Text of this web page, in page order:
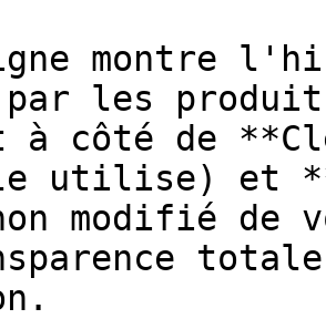
montre
par les
à côté de
utilise) et
modifié de